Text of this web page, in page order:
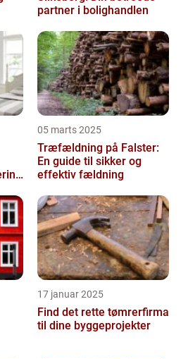
partner i bolighandlen
05 marts 2025
Træfældning på Falster:
En guide til sikker og
effektiv fældning
17 januar 2025
Find det rette tømrerfirma
til dine byggeprojekter